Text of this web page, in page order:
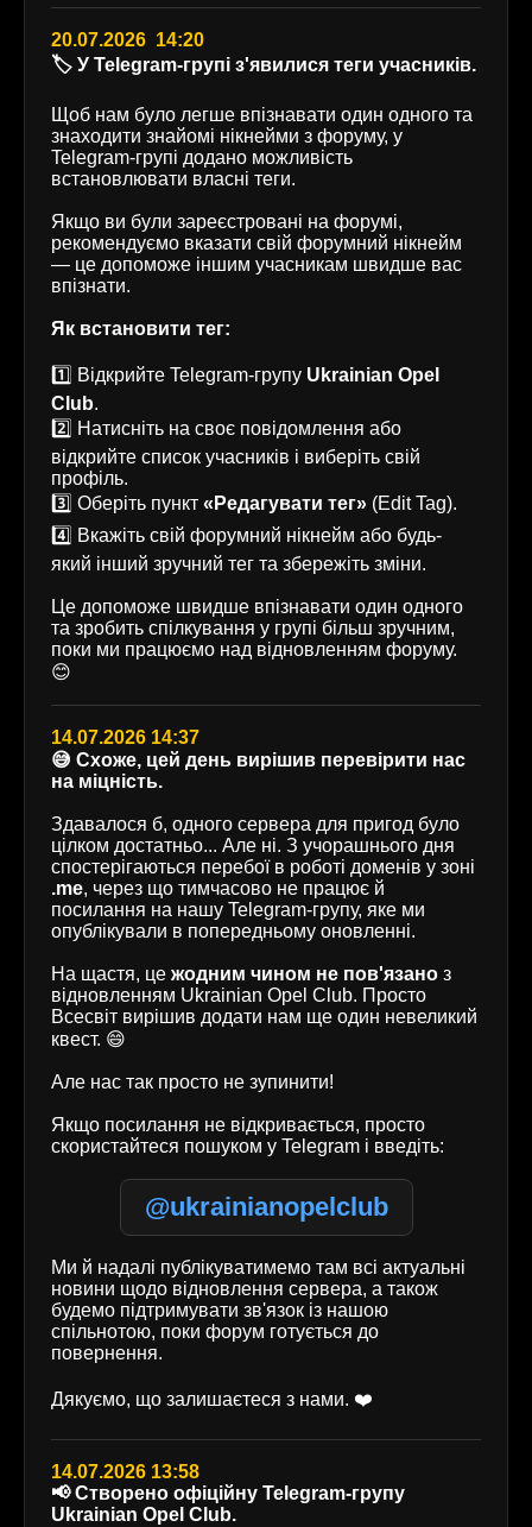
20.07.2026 14:20
🏷️ У Telegram-групі з'явилися теги учасників.
Щоб нам було легше впізнавати один одного та
знаходити знайомі нікнейми з форуму, у
Telegram-групі додано можливість
встановлювати власні теги.
Якщо ви були зареєстровані на форумі,
рекомендуємо вказати свій форумний нікнейм
— це допоможе іншим учасникам швидше вас
впізнати.
Як встановити тег:
1️⃣ Відкрийте Telegram-групу Ukrainian Opel
Club.
2️⃣ Натисніть на своє повідомлення або
відкрийте список учасників і виберіть свій
профіль.
3️⃣ Оберіть пункт «Редагувати тег» (Edit Tag).
4️⃣ Вкажіть свій форумний нікнейм або будь-
який інший зручний тег та збережіть зміни.
Це допоможе швидше впізнавати один одного
та зробить спілкування у групі більш зручним,
поки ми працюємо над відновленням форуму.
😊
14.07.2026 14:37
😅 Схоже, цей день вирішив перевірити нас
на міцність.
Здавалося б, одного сервера для пригод було
цілком достатньо... Але ні. З учорашнього дня
спостерігаються перебої в роботі доменів у зоні
.me, через що тимчасово не працює й
посилання на нашу Telegram-групу, яке ми
опублікували в попередньому оновленні.
На щастя, це жодним чином не пов'язано з
відновленням Ukrainian Opel Club. Просто
Всесвіт вирішив додати нам ще один невеликий
квест. 😄
Але нас так просто не зупинити!
Якщо посилання не відкривається, просто
скористайтеся пошуком у Telegram і введіть:
@ukrainianopelclub
Ми й надалі публікуватимемо там всі актуальні
новини щодо відновлення сервера, а також
будемо підтримувати зв'язок із нашою
спільнотою, поки форум готується до
повернення.
Дякуємо, що залишаєтеся з нами. ❤️
14.07.2026 13:58
📢 Створено офіційну Telegram-групу
Ukrainian Opel Club.